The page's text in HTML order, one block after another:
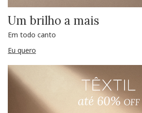
Um brilho a mais
Em todo canto
Eu quero